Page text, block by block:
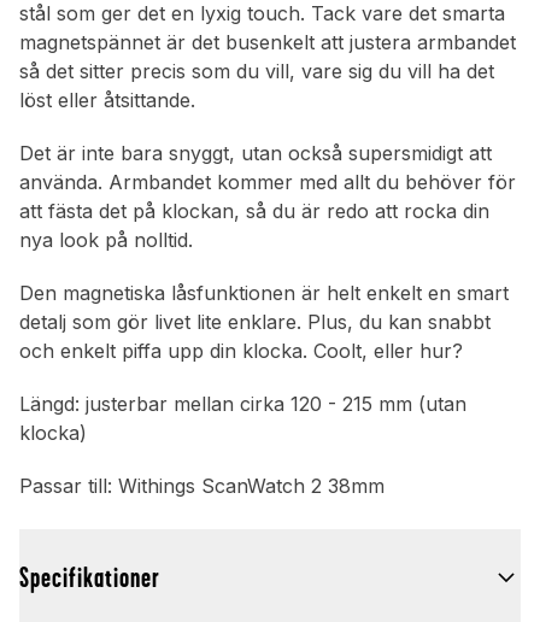
stål som ger det en lyxig touch. Tack vare det smarta
magnetspännet är det busenkelt att justera armbandet
så det sitter precis som du vill, vare sig du vill ha det
löst eller åtsittande.
Det är inte bara snyggt, utan också supersmidigt att
använda. Armbandet kommer med allt du behöver för
att fästa det på klockan, så du är redo att rocka din
nya look på nolltid.
Den magnetiska låsfunktionen är helt enkelt en smart
detalj som gör livet lite enklare. Plus, du kan snabbt
och enkelt piffa upp din klocka. Coolt, eller hur?
Längd: justerbar mellan cirka 120 - 215 mm (utan
klocka)
Passar till: Withings ScanWatch 2 38mm
Specifikationer